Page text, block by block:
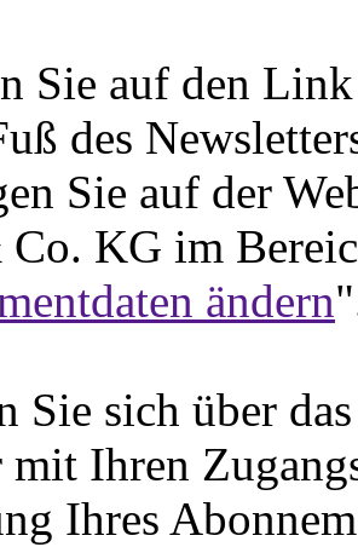
Sie auf den
des
Sie auf der
KG im
ändern
Sie sich über
Ihren
Ihres